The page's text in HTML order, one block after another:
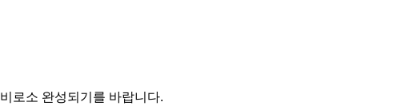
로소 완성되기를 바랍니다.